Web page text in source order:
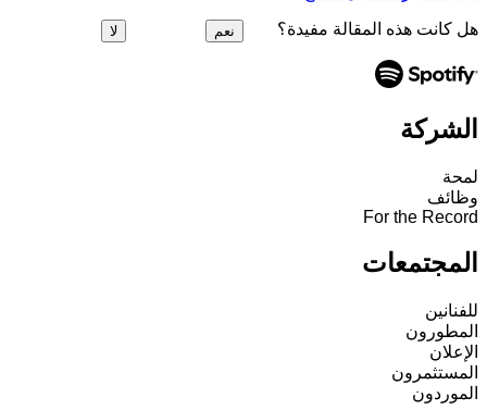
هل كانت هذه المقالة مفيدة؟ نعم لا
الشركة
لمحة
وظائف
For the Record
المجتمعات
للفنانين
المطورون
الإعلان
المستثمرون
الموردون